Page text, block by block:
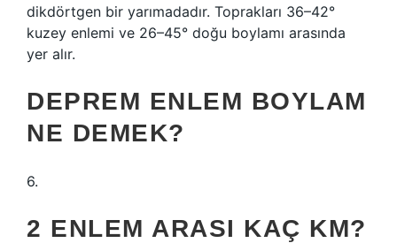
dikdörtgen bir yarımadadır. Toprakları 36–42°
kuzey enlemi ve 26–45° doğu boylamı arasında
yer alır.
DEPREM ENLEM BOYLAM
NE DEMEK?
6.
2 ENLEM ARASI KAÇ KM?